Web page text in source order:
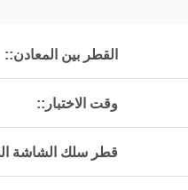
القطر بين المعادن::
وقت الاختبار::
قطر سلك الشاشة